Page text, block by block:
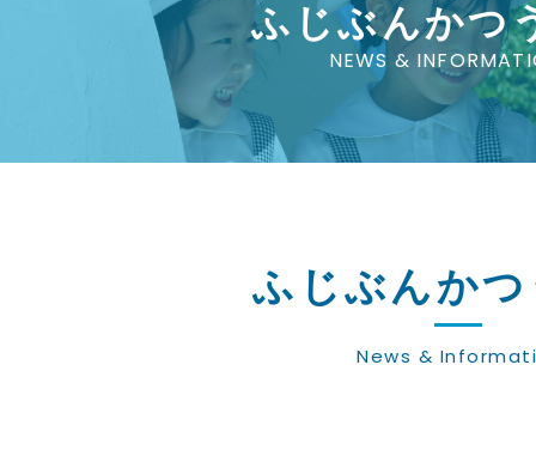
ふじぶんかつ
NEWS &
ふじぶんか
News &